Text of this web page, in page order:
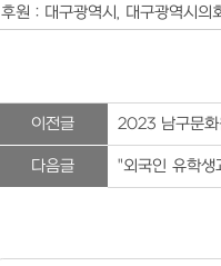
후원 : 대구광역시, 대구광역시의
이전글 2023 남구문화
다음글 "외국인 유학생